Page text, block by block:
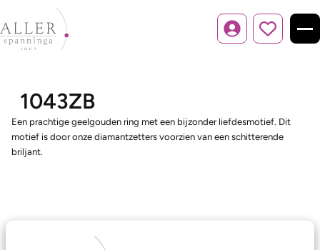
Inloggen
1043ZB
Een prachtige geelgouden ring met een bijzonder liefdesmotief. Dit
motief is door onze diamantzetters voorzien van een schitterende
briljant.